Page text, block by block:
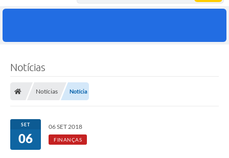
Notícias
Notícias Notícia
SET
06
06 SET 2018
FINANÇAS